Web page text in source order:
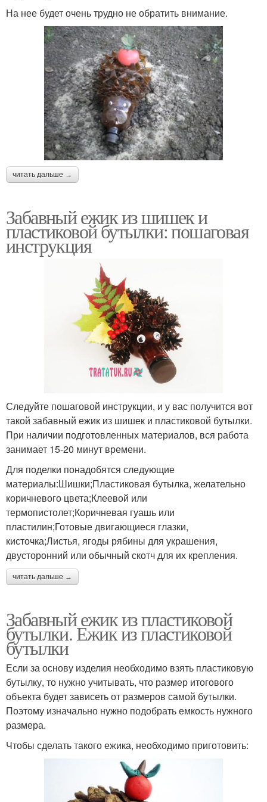
На нее будет очень трудно не обратить внимание.
читать дальше →
Забавный ежик из шишек и
пластиковой бутылки: пошаговая
инструкция
Следуйте пошаговой инструкции, и у вас получится вот
такой забавный ежик из шишек и пластиковой бутылки.
При наличии подготовленных материалов, вся работа
занимает 15-20 минут времени.
Для поделки понадобятся следующие
материалы:Шишки;Пластиковая бутылка, желательно
коричневого цвета;Клеевой или
термопистолет;Коричневая гуашь или
пластилин;Готовые двигающиеся глазки,
кисточка;Листья, ягоды рябины для украшения,
двусторонний или обычный скотч для их крепления.
читать дальше →
Забавный ежик из пластиковой
бутылки. Ежик из пластиковой
бутылки
Если за основу изделия необходимо взять пластиковую
бутылку, то нужно учитывать, что размер итогового
объекта будет зависеть от размеров самой бутылки.
Поэтому изначально нужно подобрать емкость нужного
размера.
Чтобы сделать такого ежика, необходимо приготовить: